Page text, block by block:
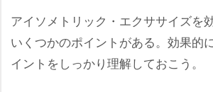
アイソメトリック・エクササイズを
いくつかのポイントがある。効果的
イントをしっかり理解しておこう。